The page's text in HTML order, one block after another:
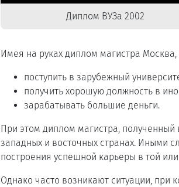
Диплом ВУЗа 2002
Имея на руках диплом магистра
поступить в зарубежный
получить хорошую должность в
зарабатывать большие деньги.
При этом диплом магистра, полученный
западных и восточных странах. Иными
построения успешной карьеры в той
Однако часто возникают ситуации, при